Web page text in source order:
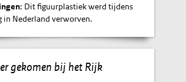
: Dit figuurplastiek werd tijdens
in Nederland verworven.
gekomen bij het Rijk